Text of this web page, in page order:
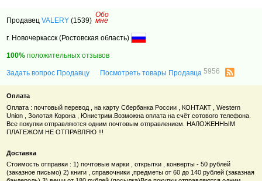
ПродавецVALERY (1539)
Обо
мне
г. Новочеркасск (Ростовская область)
100% положительных отзывов
Задать вопрос Продавцу Посмотреть товары Продавца5956
Оплата
Оплата : почтовый перевод , на карту Сбербанка России , КОНТАКТ , Western
Union , Золотая Корона , Юнистрим.Возможна оплата на счёт сотового телефона.
Все покупки отправляются одним почтовым отправлением. НАЛОЖЕННЫМ
ПЛАТЕЖОМ НЕ ОТПРАВЛЯЮ !!!
Доставка
Стоимость отправки : 1) почтовые марки , открытки , конверты - 50 рублей
(заказное письмо) 2) книги , справочники ,предметы от 60 до 140 рублей (заказная